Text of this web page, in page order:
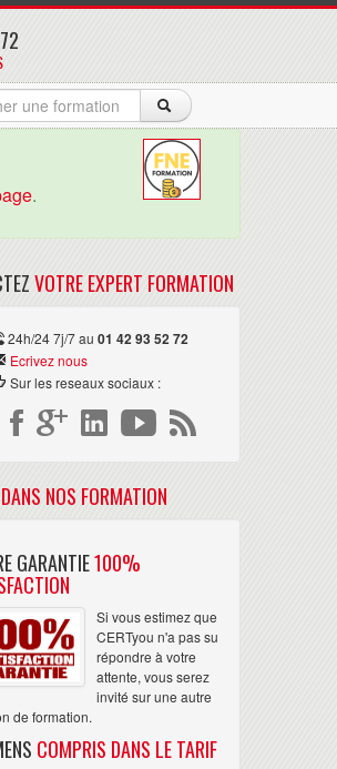
.
VOTRE EXPERT FORMATION
24h/24 7j/7 au 01 42 93 52 72
Ecrivez nous
Sur les reseaux sociaux :
DANS NOS FORMATION
GARANTIE100%
Si vous estimez que
CERTyou n'a pas su
répondre à votre
attente, vous serez
invité sur une autre
de formation.
COMPRIS DANS LE TARIF